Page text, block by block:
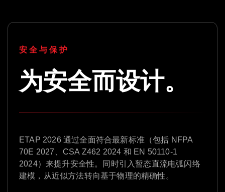
安全与保护
为安全而设计。
ETAP 2026 通过全面符合最新标准（包括 NFPA
70E 2027、CSA Z462 2024 和 EN 50110-1
2024）来提升安全性。同时引入暂态直流电弧闪络
建模，从近似方法转向基于物理的精确性。